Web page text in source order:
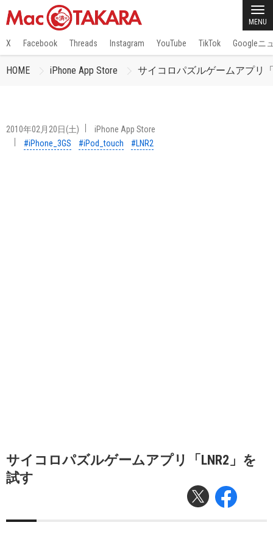
MENU
X Facebook Threads Instagram YouTube TikTok Googleニ
HOME iPhone App Store サイコロパズルゲームアプリ
2010年02月20日(土)
iPhone App Store
#iPhone_3GS
#iPod_touch #LNR2
サイコロパズルゲームアプリ「LNR2」を
試す